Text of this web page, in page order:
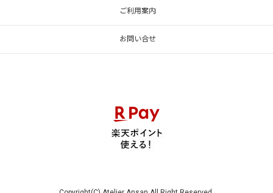
ご利用案内
お問い合せ